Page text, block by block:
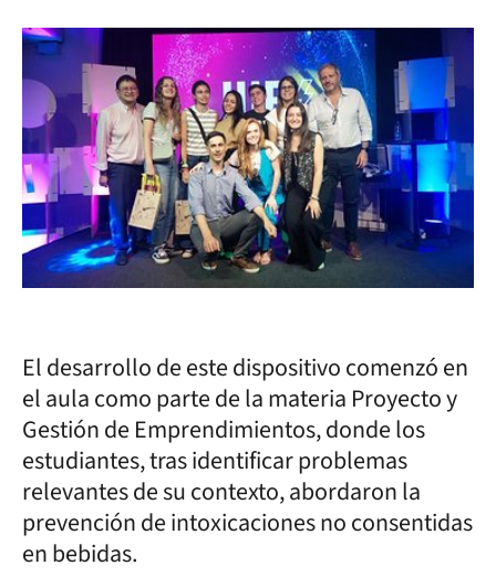
El desarrollo de este dispositivo comenzó en
el aula como parte de la materia Proyecto y
Gestión de Emprendimientos, donde los
estudiantes, tras identificar problemas
relevantes de su contexto, abordaron la
prevención de intoxicaciones no consentidas
en bebidas.